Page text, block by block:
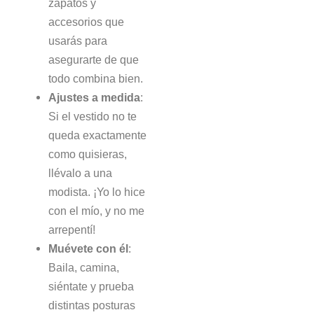
zapatos y
accesorios que
usarás para
asegurarte de que
todo combina bien.
Ajustes a medida:
Si el vestido no te
queda exactamente
como quisieras,
llévalo a una
modista. ¡Yo lo hice
con el mío, y no me
arrepentí!
Muévete con él:
Baila, camina,
siéntate y prueba
distintas posturas